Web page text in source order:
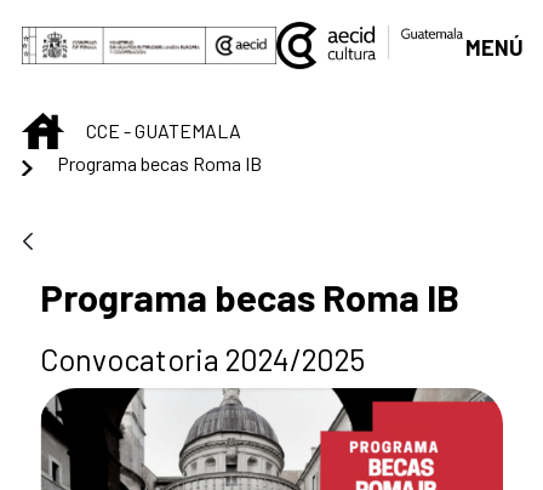
Saltar al contenido principal
MENÚ
INICIOCCE - GUATEMALA
Programa becas Roma IB
Programa becas Roma IB
Convocatoria 2024/2025